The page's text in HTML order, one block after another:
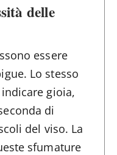
delle
essere
Lo stesso
gioia,
di
del viso. La
sfumature